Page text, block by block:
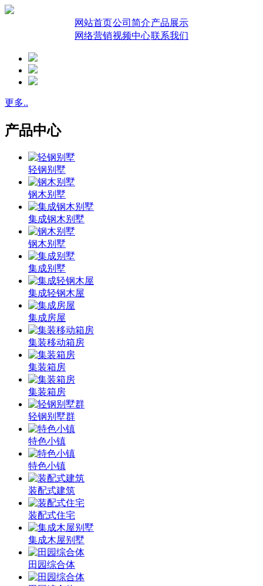
网站首页公司简介产品展示
网络营销视频中心联系我们
更多..
产品中心
轻钢别墅
钢木别墅
集成钢木别墅
钢木别墅
集成别墅
集成轻钢木屋
集成房屋
集装移动箱房
集装箱房
集装箱房
轻钢别墅群
特色小镇
特色小镇
装配式建筑
装配式住宅
集成木屋别墅
田园综合体